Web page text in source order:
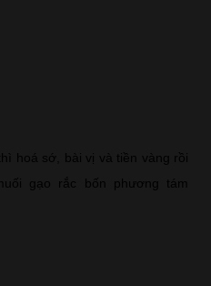
hoá sớ, bài vị và tiền vàng rồi
gạo rắc bốn phương tám